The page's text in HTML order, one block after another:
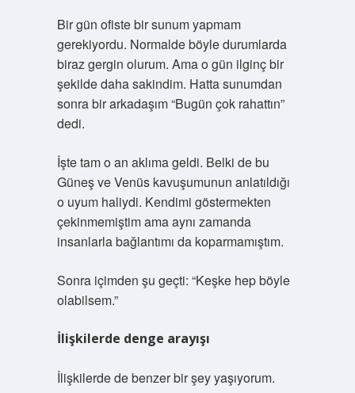
Bir gün ofiste bir sunum yapmam
gerekiyordu. Normalde böyle durumlarda
biraz gergin olurum. Ama o gün ilginç bir
şekilde daha sakindim. Hatta sunumdan
sonra bir arkadaşım “Bugün çok rahattın”
dedi.
İşte tam o an aklıma geldi. Belki de bu
Güneş ve Venüs kavuşumunun anlatıldığı
o uyum haliydi. Kendimi göstermekten
çekinmemiştim ama aynı zamanda
insanlarla bağlantımı da koparmamıştım.
Sonra içimden şu geçti: “Keşke hep böyle
olabilsem.”
İlişkilerde denge arayışı
İlişkilerde de benzer bir şey yaşıyorum.